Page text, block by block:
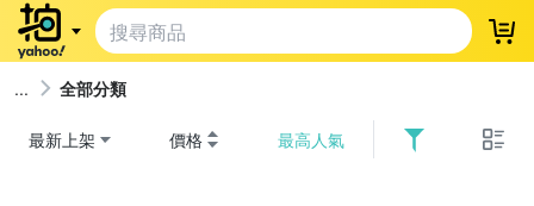
登
全部分類
最新上架 價格 最高人氣